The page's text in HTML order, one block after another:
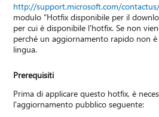
http://support.microsoft.com/
modulo "Hotfix disponibile per il
per cui è disponibile l'hotfix. Se non
perché un aggiornamento rapido non
lingua.
Prerequisiti
Prima di applicare questo hotfix, è
l'aggiornamento pubblico seguente: